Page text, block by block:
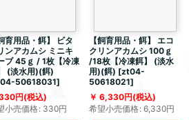
育用品・餌】 ビタ
ンアカムシ ミニキ
ブ 45ｇ / 1枚【冷凍
(淡水用)(餌)
50618031]
円(税込)
小売価格: 330円
【飼育用品・餌】 エコ
クリンアカムシ 100ｇ
/18枚【冷凍餌】 (淡水
用)(餌) [zt04-
50618021]
6,330円(税込)
希望小売価格: 6,330円